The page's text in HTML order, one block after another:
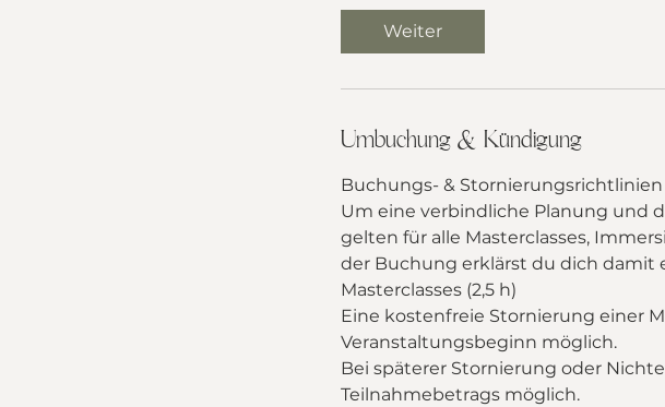
Weiter
Umbuchung & Kündigung
Buchungs- & Stornierungsrichtlinien
Um eine verbindliche Planung und
gelten für alle Masterclasses,
der Buchung erklärst du dich damit
Masterclasses (2,5 h)
Eine kostenfreie Stornierung einer
Veranstaltungsbeginn möglich.
Bei späterer Stornierung oder
Teilnahmebetrags möglich.